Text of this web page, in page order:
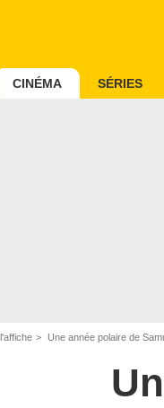
CINÉMA SÉRIES
Une année polaire de